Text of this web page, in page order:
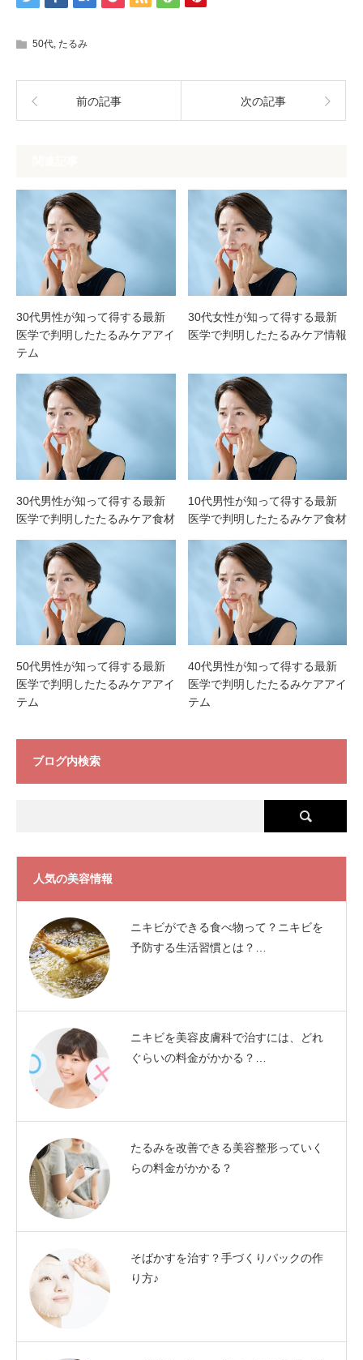
50代 たるみ
前の記事 次の記事
30代男性が知って得する最新
医学で判明したたるみケアアイ
テム
30代女性が知って得する最新
医学で判明したたるみケア情報
30代男性が知って得する最新
医学で判明したたるみケア食材
10代男性が知って得する最新
医学で判明したたるみケア食材
50代男性が知って得する最新
医学で判明したたるみケアアイ
テム
40代男性が知って得する最新
医学で判明したたるみケアアイ
テム
ブログ内検索
人気の美容情報
ニキビができる食べ物って？ニキビを
予防する生活習慣とは？…
ニキビを美容皮膚科で治すには、どれ
ぐらいの料金がかかる？…
たるみを改善できる美容整形っていく
らの料金がかかる？
そばかすを治す？手づくりパックの作
り方♪